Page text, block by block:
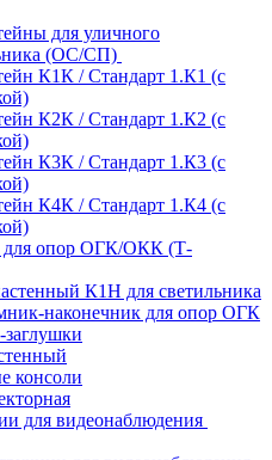
для уличного
(ОС/СП)
К1К / Стандарт 1.К1 (с
К2К / Стандарт 1.К2 (с
К3К / Стандарт 1.К3 (с
К4К / Стандарт 1.К4 (с
опор ОГК/ОКК (Т-
К1Н для светильника
наконечник для опор ОГК
консоли
для видеонаблюдения